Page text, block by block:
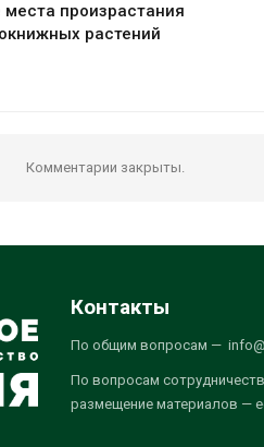
места произрастания
растений
Комментарии закрыты.
Контакты
По общим вопросам —
По вопросам
размещение материалов —